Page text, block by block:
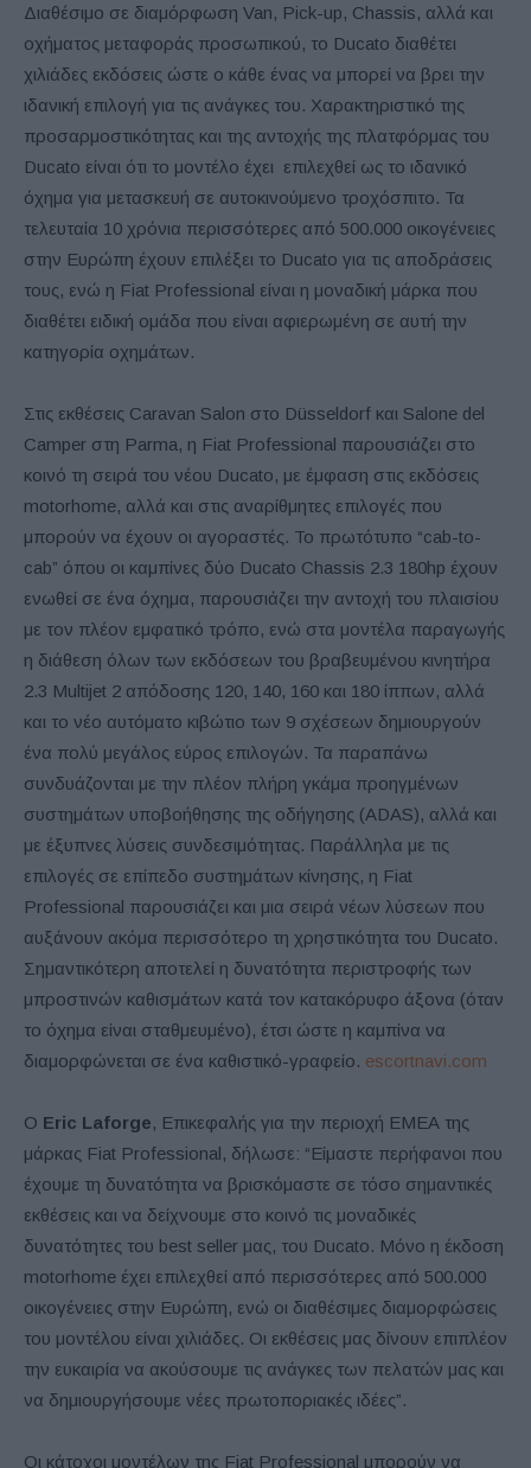
Διαθέσιμο σε διαμόρφωση Van, Pick-up, Chassis, αλλά και
οχήματος μεταφοράς προσωπικού, το Ducato διαθέτει
χιλιάδες εκδόσεις ώστε ο κάθε ένας να μπορεί να βρει την
ιδανική επιλογή για τις ανάγκες του. Χαρακτηριστικό της
προσαρμοστικότητας και της αντοχής της πλατφόρμας του
Ducato είναι ότι το μοντέλο έχει επιλεχθεί ως το ιδανικό
όχημα για μετασκευή σε αυτοκινούμενο τροχόσπιτο. Τα
τελευταία 10 χρόνια περισσότερες από 500.000 οικογένειες
στην Ευρώπη έχουν επιλέξει το Ducato για τις αποδράσεις
τους, ενώ η Fiat Professional είναι η μοναδική μάρκα που
διαθέτει ειδική ομάδα που είναι αφιερωμένη σε αυτή την
κατηγορία οχημάτων.
Στις εκθέσεις Caravan Salon στο Düsseldorf και Salone del
Camper στη Parma, η Fiat Professional παρουσιάζει στο
κοινό τη σειρά του νέου Ducato, με έμφαση στις εκδόσεις
motorhome, αλλά και στις αναρίθμητες επιλογές που
μπορούν να έχουν οι αγοραστές. Το πρωτότυπο “cab-to-
cab” όπου οι καμπίνες δύο Ducato Chassis 2.3 180hp έχουν
ενωθεί σε ένα όχημα, παρουσιάζει την αντοχή του πλαισίου
με τον πλέον εμφατικό τρόπο, ενώ στα μοντέλα παραγωγής
η διάθεση όλων των εκδόσεων του βραβευμένου κινητήρα
2.3 Multijet 2 απόδοσης 120, 140, 160 και 180 ίππων, αλλά
και το νέο αυτόματο κιβώτιο των 9 σχέσεων δημιουργούν
ένα πολύ μεγάλος εύρος επιλογών. Τα παραπάνω
συνδυάζονται με την πλέον πλήρη γκάμα προηγμένων
συστημάτων υποβοήθησης της οδήγησης (ADAS), αλλά και
με έξυπνες λύσεις συνδεσιμότητας. Παράλληλα με τις
επιλογές σε επίπεδο συστημάτων κίνησης, η Fiat
Professional παρουσιάζει και μια σειρά νέων λύσεων που
αυξάνουν ακόμα περισσότερο τη χρηστικότητα του Ducato.
Σημαντικότερη αποτελεί η δυνατότητα περιστροφής των
μπροστινών καθισμάτων κατά τον κατακόρυφο άξονα (όταν
το όχημα είναι σταθμευμένο), έτσι ώστε η καμπίνα να
διαμορφώνεται σε ένα καθιστικό-γραφείο. escortnavi.com
Ο Eric Laforge, Επικεφαλής για την περιοχή ΕMEA της
μάρκας Fiat Professional, δήλωσε: “Είμαστε περήφανοι που
έχουμε τη δυνατότητα να βρισκόμαστε σε τόσο σημαντικές
εκθέσεις και να δείχνουμε στο κοινό τις μοναδικές
δυνατότητες του best seller μας, του Ducato. Μόνο η έκδοση
motorhome έχει επιλεχθεί από περισσότερες από 500.000
οικογένειες στην Ευρώπη, ενώ οι διαθέσιμες διαμορφώσεις
του μοντέλου είναι χιλιάδες. Οι εκθέσεις μας δίνουν επιπλέον
την ευκαιρία να ακούσουμε τις ανάγκες των πελατών μας και
να δημιουργήσουμε νέες πρωτοποριακές ιδέες”.
Οι κάτοχοι μοντέλων της Fiat Professional μπορούν να